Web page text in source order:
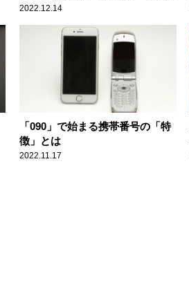
にあるもの
2022.12.14
「090」で始まる携帯番号の「特
徴」とは
2022.11.17